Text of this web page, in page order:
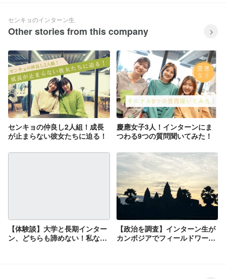
センキョのインターン生
Other stories from this company
センキョの仲良し2人組！成長
が止まらない彼女たちに迫る！
慶應女子3人！インターンにま
つわる9つの質問聞いてみた！
【体験談】大学と長期インター
ン、どちらも諦めない！私なり
【政治を調査】インターン生が
カンボジアでフィールドワー